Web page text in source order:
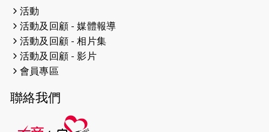
2024-11-17
2024-10-30
連續第七年獲得 #香港中小型企業總
商會「#友商有良」嘉許計劃的嘉許
2024-09-30
活動
活動及回顧 - 媒體報導
活動及回顧 - 相片集
活動及回顧 - 影片
會員專區
聯絡我們